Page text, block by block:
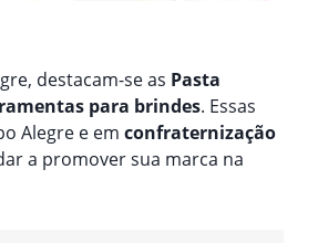
destacam-se as Pasta
para brindes. Essas
Alegre e em confraternização
a promover sua marca na